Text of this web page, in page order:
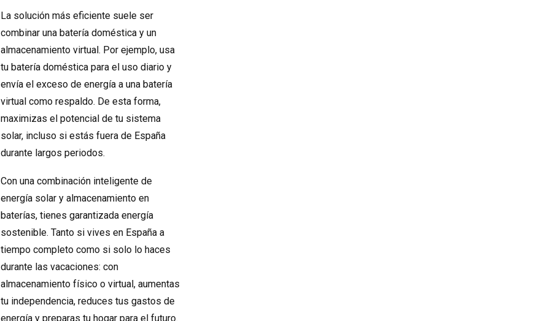
La solución más eficiente suele ser
combinar una batería doméstica y un
almacenamiento virtual. Por ejemplo, usa
tu batería doméstica para el uso diario y
envía el exceso de energía a una batería
virtual como respaldo. De esta forma,
maximizas el potencial de tu sistema
solar, incluso si estás fuera de España
durante largos periodos.
Con una combinación inteligente de
energía solar y almacenamiento en
baterías, tienes garantizada energía
sostenible. Tanto si vives en España a
tiempo completo como si solo lo haces
durante las vacaciones: con
almacenamiento físico o virtual, aumentas
tu independencia, reduces tus gastos de
energía y preparas tu hogar para el futuro.